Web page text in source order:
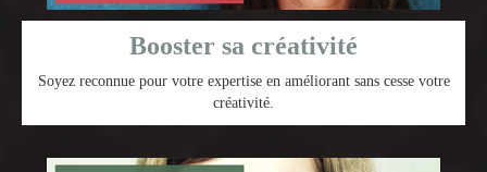
Booster sa créativité
Soyez reconnue pour votre expertise en améliorant sans cesse votre
créativité.